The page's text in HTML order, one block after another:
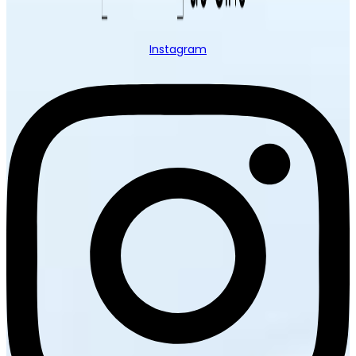
Instagram